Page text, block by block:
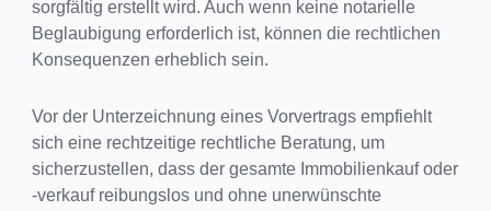
sorgfältig erstellt wird. Auch wenn keine notarielle
Beglaubigung erforderlich ist, können die rechtlichen
Konsequenzen erheblich sein.
Vor der Unterzeichnung eines Vorvertrags empfiehlt
sich eine rechtzeitige rechtliche Beratung, um
sicherzustellen, dass der gesamte Immobilienkauf oder
-verkauf reibungslos und ohne unerwünschte